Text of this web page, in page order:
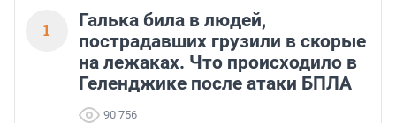
1
Галька била в людей,
пострадавших грузили в скорые
на лежаках. Что происходило в
Геленджике после атаки БПЛА
90 756